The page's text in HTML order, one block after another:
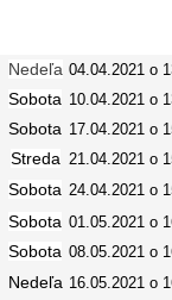
Nedeľa 04.04.2021 o
Sobota 10.04.2021 o
Sobota 17.04.2021 o
Streda 21.04.2021 o
Sobota 24.04.2021 o
Sobota 01.05.2021 o
Sobota 08.05.2021 o
Nedeľa 16.05.2021 o